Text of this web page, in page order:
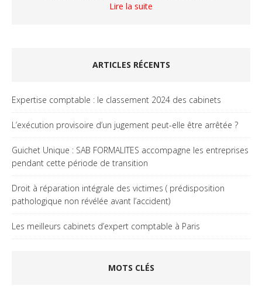
Lire la suite
ARTICLES RÉCENTS
Expertise comptable : le classement 2024 des cabinets
L’exécution provisoire d’un jugement peut-elle être arrêtée ?
Guichet Unique : SAB FORMALITES accompagne les entreprises
pendant cette période de transition
Droit à réparation intégrale des victimes ( prédisposition
pathologique non révélée avant l’accident)
Les meilleurs cabinets d’expert comptable à Paris
MOTS CLÉS